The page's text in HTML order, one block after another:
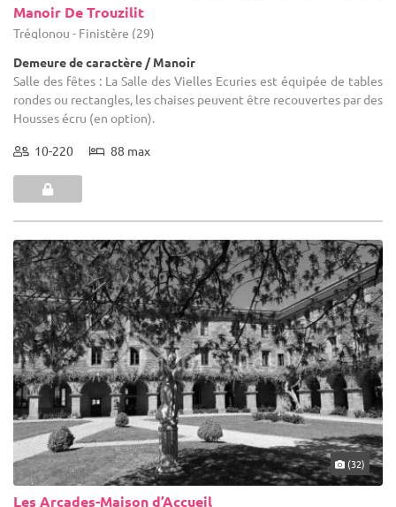
Manoir De Trouzilit
Tréglonou - Finistère (29)
Demeure de caractère / Manoir
Salle des fêtes : La Salle des Vielles Ecuries est équipée de tables
rondes ou rectangles, les chaises peuvent être recouvertes par des
Housses écru (en option).
10-220 88 max
(32)
Les Arcades-Maison d’Accueil